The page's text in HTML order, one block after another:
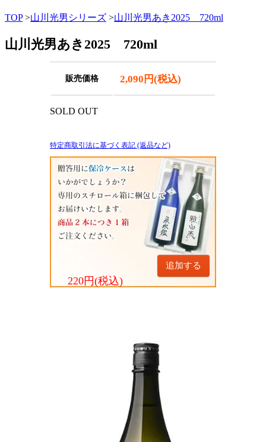
TOP >山川光男シリーズ >山川光男あき2025 720ml
山川光男あき2025 720ml
販売価格 2,090円(税込)
SOLD OUT
特定商取引法に基づく表記 (返品など)
追加する
220円(税込)